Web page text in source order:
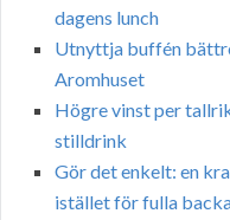
dagens lunch
Utnyttja buffén
Aromhuset
Högre vinst per
stilldrink
Gör det enkelt: en
istället för fulla